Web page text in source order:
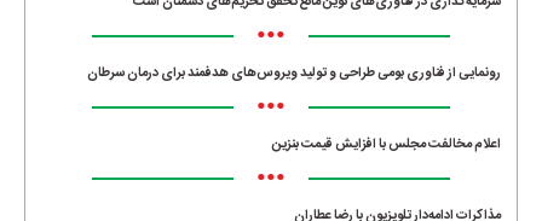
•••
رونمایی از فناوری بومی طراحی و تولید ویروس‌های هدفمند برای درمان سرطان
•••
اعلام مخالفت مجلس با افزایش قیمت بنزین
•••
مذاکرات ادامه‌دار تلویزیون با رضا عطاران